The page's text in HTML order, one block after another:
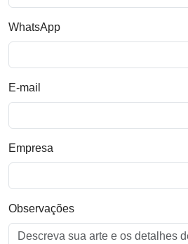
WhatsApp
E-mail
Empresa
Observações